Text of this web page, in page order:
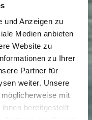
und Anzeigen zu
Medien anbieten
Website zu
zu Ihrer
Partner für
weiter. Unsere
mit
bereitgestellt